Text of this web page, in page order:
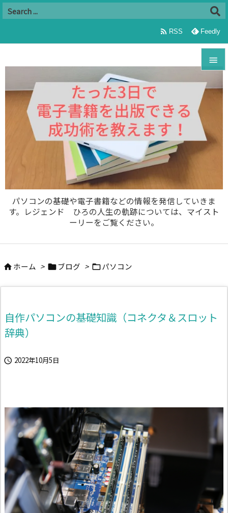
パソコンの基礎や電子書籍などの情報を発信していきま
す。レジェンド ひろの人生の軌跡については、マイスト
ーリーをご覧ください。


メニュ

前へ

検索
 RSS Feedly
 ホーム > ブログ >  パソコン
自作パソコンの基礎知識（コネクタ＆スロット
辞典）
 2022年10月5日